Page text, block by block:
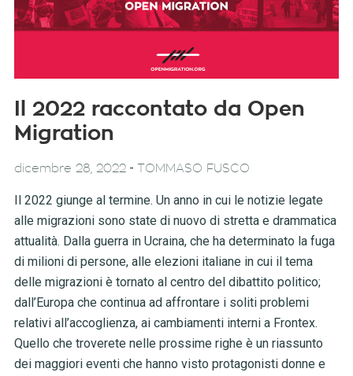
Il 2022 raccontato da Open
Migration
dicembre 28, 2022- TOMMASO FUSCO
Il 2022 giunge al termine. Un anno in cui le notizie legate
alle migrazioni sono state di nuovo di stretta e drammatica
attualità. Dalla guerra in Ucraina, che ha determinato la fuga
di milioni di persone, alle elezioni italiane in cui il tema
delle migrazioni è tornato al centro del dibattito politico;
dall’Europa che continua ad affrontare i soliti problemi
relativi all’accoglienza, ai cambiamenti interni a Frontex.
Quello che troverete nelle prossime righe è un riassunto
dei maggiori eventi che hanno visto protagonisti donne e